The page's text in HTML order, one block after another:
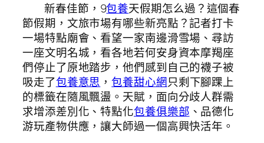
新春佳節，9包養天假期怎么過？這個春
節假期，文旅市場有哪些新亮點？記者打卡
一場特點廟會、看望一家南邊滑雪場、尋訪
一座文明名城，看各地若何安身資本摩羯座
們停止了原地踏步，他們感到自己的襪子被
吸走了包養意思 ，包養甜心網只剩下腳踝上
的標籤在隨風飄盪。天賦，面向分歧人群需
求增添差別化、特點化包養俱樂部 、品德化
游玩產物供應，讓大師過一個高興快活年。